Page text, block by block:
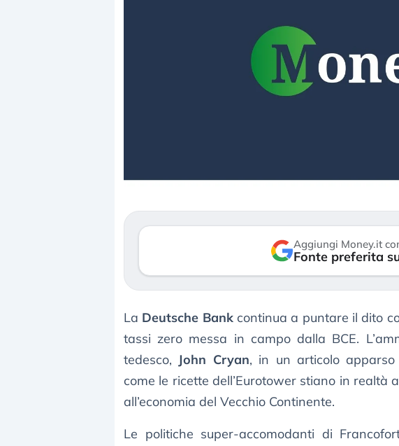
Aggiungi Money.it
Fonte preferita
La Deutsche Bankcontinua a puntare il dito
tassi zero messa in campo dalla BCE.
tedesco, John Cryan, in un articolo apparso
come le ricette dell’Eurotower stiano in realtà
all’economia del Vecchio Continente.
Le politiche super-accomodanti di